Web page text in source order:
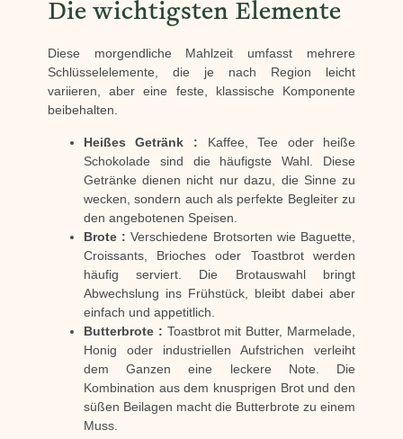
Die wichtigsten Elemente
Diese morgendliche Mahlzeit umfasst mehrere
Schlüsselelemente, die je nach Region leicht
variieren, aber eine feste, klassische Komponente
beibehalten.
Heißes Getränk : Kaffee, Tee oder heiße
Schokolade sind die häufigste Wahl. Diese
Getränke dienen nicht nur dazu, die Sinne zu
wecken, sondern auch als perfekte Begleiter zu
den angebotenen Speisen.
Brote : Verschiedene Brotsorten wie Baguette,
Croissants, Brioches oder Toastbrot werden
häufig serviert. Die Brotauswahl bringt
Abwechslung ins Frühstück, bleibt dabei aber
einfach und appetitlich.
Butterbrote : Toastbrot mit Butter, Marmelade,
Honig oder industriellen Aufstrichen verleiht
dem Ganzen eine leckere Note. Die
Kombination aus dem knusprigen Brot und den
süßen Beilagen macht die Butterbrote zu einem
Muss.